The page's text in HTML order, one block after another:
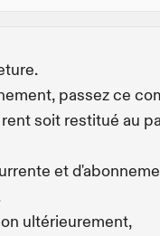
passez ce
soit restitué au
et
ultérieurement,